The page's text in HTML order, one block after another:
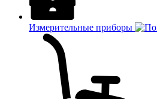
Измерительные приборы